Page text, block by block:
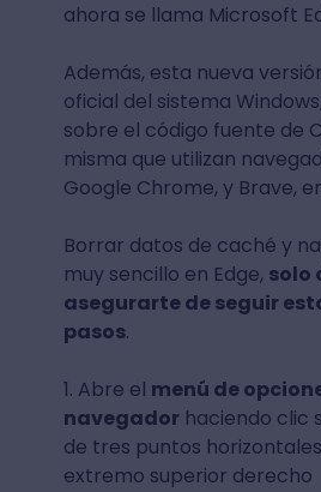
ahora se llama Microsoft
Además, esta nueva
oficial del sistema
sobre el código fuente de
misma que utilizan
Google Chrome, y Brave,
Borrar datos de caché y
muy sencillo en Edge, solo
asegurarte de seguir
pasos.
1. Abre el menú de
navegador haciendo clic
de tres puntos
extremo superior derecho